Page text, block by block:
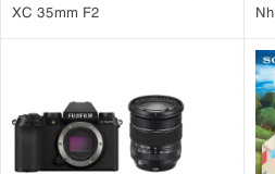
XC 35mm F2